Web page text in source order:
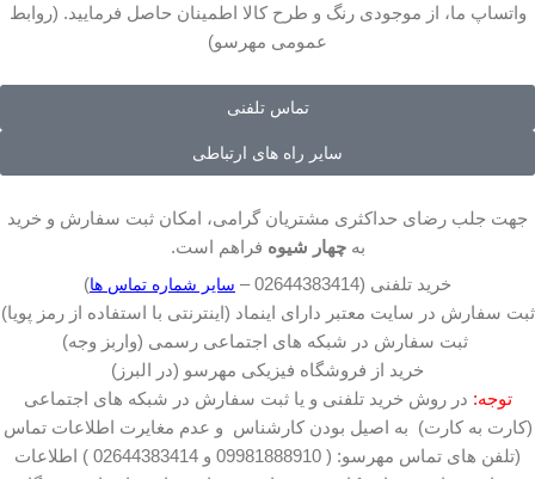
واتساپ ما، از موجودی رنگ و طرح کالا اطمینان حاصل فرمایید. (روابط
عمومی مهرسو)
تماس تلفنی
سایر راه های ارتباطی
جهت جلب رضای حداکثری مشتریان گرامی، امکان ثبت سفارش و خرید
بهچهار شیوه فراهم است.
خرید تلفنی (02644383414 –
سایر شماره تماس ها)
ثبت سفارش در سایت معتبر دارای اینماد (اینترنتی با استفاده از رمز پویا)
ثبت سفارش در شبکه های اجتماعی رسمی (واربز وجه)
خرید از فروشگاه فیزیکی مهرسو (در البرز)
توجه: در روش خرید تلفنی و یا ثبت سفارش در شبکه های اجتماعی
(کارت به کارت) به اصیل بودن کارشناس و عدم مغایرت اطلاعات تماس
(تلفن های تماس مهرسو: ( 09981888910 و 02644383414 ) اطلاعات